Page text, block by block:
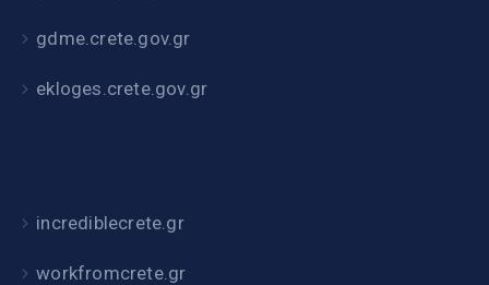
gdme.crete.gov.gr
ekloges.crete.gov.gr
incrediblecrete.gr
workfromcrete.gr